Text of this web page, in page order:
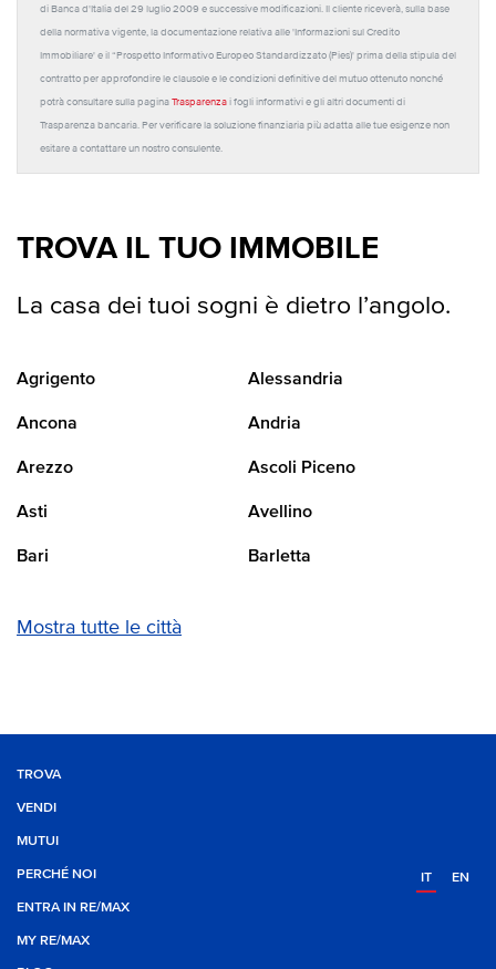
di Banca d'Italia del 29 luglio 2009 e successive modificazioni. Il cliente riceverà, sulla base
della normativa vigente, la documentazione relativa alle 'Informazioni sul Credito
Immobiliare' e il “Prospetto Informativo Europeo Standardizzato (Pies)' prima della stipula del
contratto per approfondire le clausole e le condizioni definitive del mutuo ottenuto nonché
potrà consultare sulla pagina Trasparenza i fogli informativi e gli altri documenti di
Trasparenza bancaria. Per verificare la soluzione finanziaria più adatta alle tue esigenze non
esitare a contattare un nostro consulente.
TROVA IL TUO IMMOBILE
La casa dei tuoi sogni è dietro l’angolo.
Agrigento Alessandria
Ancona Andria
Arezzo Ascoli Piceno
Asti Avellino
Bari Barletta
Mostra tutte le città
TROVA
VENDI
MUTUI
PERCHÉ NOI
ENTRA IN RE/MAX
MY RE/MAX
IT EN